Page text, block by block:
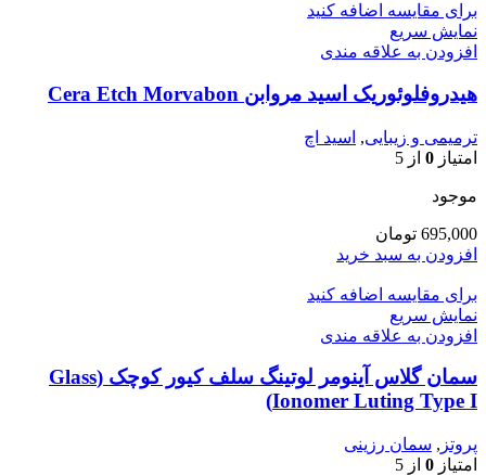
برای مقایسه اضافه کنید
نمایش سریع
افزودن به علاقه مندی
هیدروفلوئوریک اسید مروابن Cera Etch Morvabon
ترمیمی و زیبایی, اسید اچ
امتیاز 0 از 5
موجود
695,000 تومان
افزودن به سبد خرید
برای مقایسه اضافه کنید
نمایش سریع
افزودن به علاقه مندی
سمان گلاس آینومر لوتینگ سلف کیور کوچک (Glass
Ionomer Luting Type I)
پروتز , سمان رزینی
امتیاز 0 از 5